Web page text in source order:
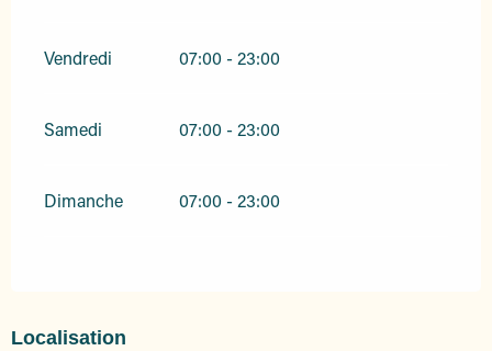
Vendredi 07:00 - 23:00
Samedi 07:00 - 23:00
Dimanche 07:00 - 23:00
Localisation